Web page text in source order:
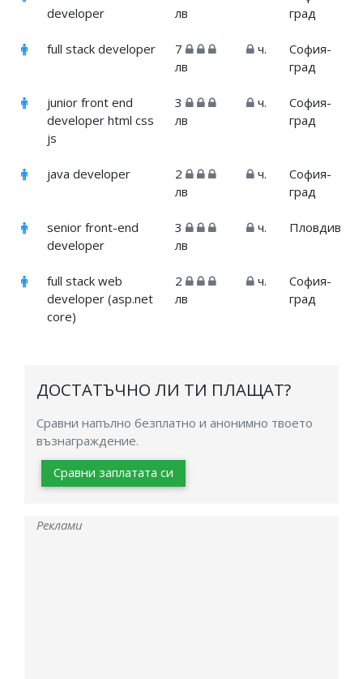
developer
лв
град
full stack developer
7
лв
ч.
София-
град
junior front end
developer html css
js
3
лв
ч.
София-
град
java developer
2
лв
ч.
София-
град
senior front-end
developer
3
лв
ч. Пловдив
full stack web
developer (asp.net
core)
2
лв
ч.
София-
град
ДОСТАТЪЧНО ЛИ ТИ ПЛАЩАТ?
Сравни напълно безплатно и анонимно твоето
възнаграждение.
Сравни заплатата си
Реклами